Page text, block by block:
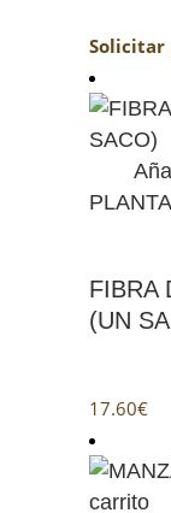
Solicitar
FIBRA
(UN
17.60€
carrito